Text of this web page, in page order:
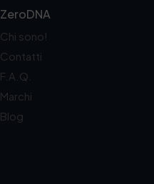
ZeroDNA
Chi sono!
Contatti
F.A.Q.
Marchi
Blog